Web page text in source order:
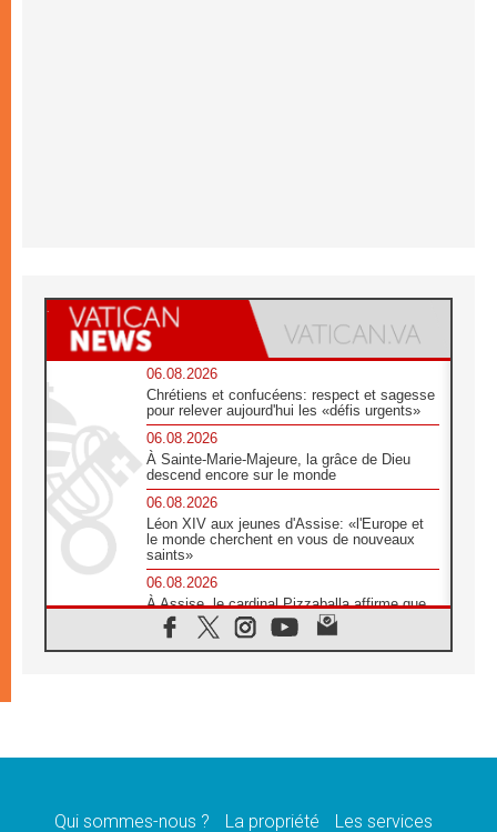
06.08.2026
Chrétiens et confucéens: respect et sagesse
pour relever aujourd'hui les «défis urgents»
06.08.2026
À Sainte-Marie-Majeure, la grâce de Dieu
descend encore sur le monde
06.08.2026
Léon XIV aux jeunes d'Assise: «l'Europe et
le monde cherchent en vous de nouveaux
saints»
06.08.2026
À Assise, le cardinal Pizzaballa affirme que
«les chrétiens veulent la paix»
06.08.2026
message de paix et de dignité humaine»
Qui sommes-nous ? La propriété Les services